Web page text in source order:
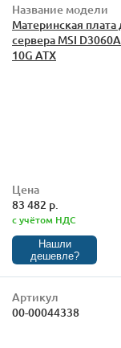
Название модели
Материнская плата
сервера MSI
10G ATX
Цена
83 482 р.
с учётом НДС
Нашли
дешевле?
Артикул
00-00044338